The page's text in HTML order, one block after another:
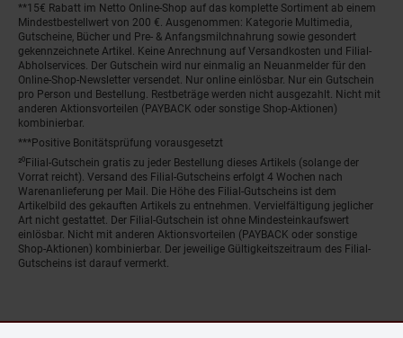
**15€ Rabatt im Netto Online-Shop auf das komplette Sortiment ab einem
Mindestbestellwert von 200 €. Ausgenommen: Kategorie Multimedia,
Gutscheine, Bücher und Pre- & Anfangsmilchnahrung sowie gesondert
gekennzeichnete Artikel. Keine Anrechnung auf Versandkosten und Filial-
Abholservices. Der Gutschein wird nur einmalig an Neuanmelder für den
Online-Shop-Newsletter versendet. Nur online einlösbar. Nur ein Gutschein
pro Person und Bestellung. Restbeträge werden nicht ausgezahlt. Nicht mit
anderen Aktionsvorteilen (PAYBACK oder sonstige Shop-Aktionen)
kombinierbar.
***Positive Bonitätsprüfung vorausgesetzt
²⁰Filial-Gutschein gratis zu jeder Bestellung dieses Artikels (solange der
Vorrat reicht). Versand des Filial-Gutscheins erfolgt 4 Wochen nach
Warenanlieferung per Mail. Die Höhe des Filial-Gutscheins ist dem
Artikelbild des gekauften Artikels zu entnehmen. Vervielfältigung jeglicher
Art nicht gestattet. Der Filial-Gutschein ist ohne Mindesteinkaufswert
einlösbar. Nicht mit anderen Aktionsvorteilen (PAYBACK oder sonstige
Shop-Aktionen) kombinierbar. Der jeweilige Gültigkeitszeitraum des Filial-
Gutscheins ist darauf vermerkt.